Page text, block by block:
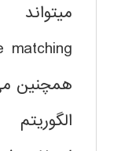
matching
همچنین